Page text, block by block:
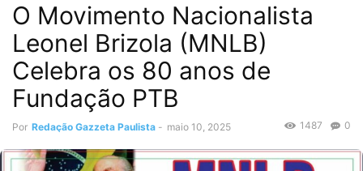
O Movimento Nacionalista
Leonel Brizola (MNLB)
Celebra os 80 anos de
Fundação PTB
Por Redação Gazzeta Paulista - maio 10, 2025 0
1487